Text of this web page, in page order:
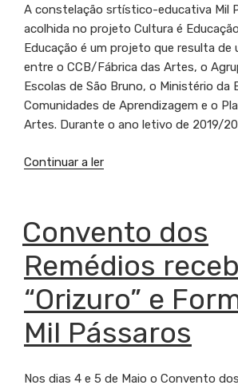
A constelação srtístico-educativa Mil
acolhida no projeto Cultura é
Educação é um projeto que resulta de
entre o CCB/Fábrica das Artes, o
Escolas de São Bruno, o Ministério da
Comunidades de Aprendizagem e o
Artes. Durante o ano letivo de 2019/
Continuar a ler“Mil
projeto
Cultura
É
Educação”
EM
Convento dos
Remédios
“Orizuro” e
Mil Pássaros
Nos dias 4 e 5 de Maio o Convento